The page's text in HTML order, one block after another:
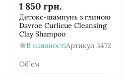
1 850 грн.
Детокс-шампунь з глиною
Davroe Curlicue Cleansing
Clay Shampoo
В наявностіАртикул 3472
Об`єм